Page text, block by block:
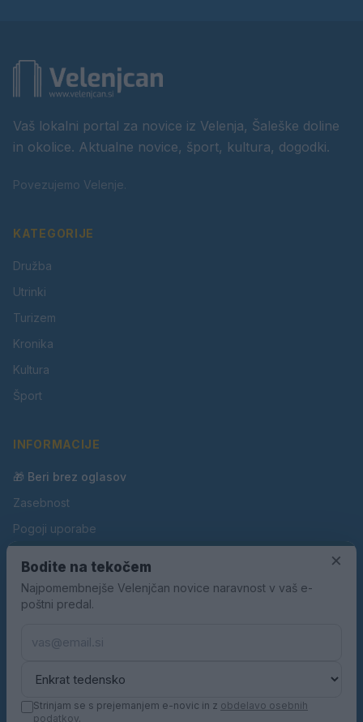
Vaš lokalni portal za novice iz Velenja, Šaleške doline
in okolice. Aktualne novice, šport, kultura, dogodki.
Povezujemo Velenje.
KATEGORIJE
Družba
Utrinki
Turizem
Kronika
Kultura
Šport
INFORMACIJE
🎁 Beri brez oglasov
Zasebnost
Pogoji uporabe
Oglaševanje
Kontakt
×
Bodite na tekočem
Najpomembnejše Velenjčan novice naravnost v vaš e-
poštni predal.
Strinjam se s prejemanjem e-novic in z obdelavo osebnih
podatkov.